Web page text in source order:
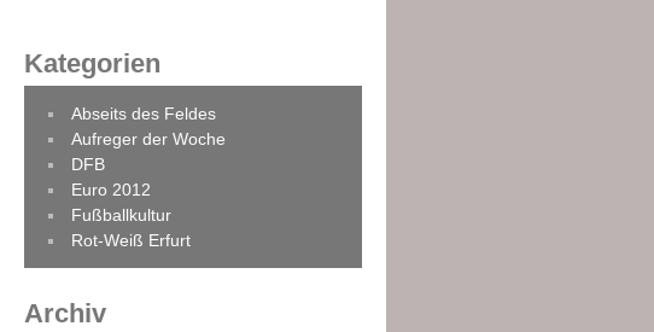
Kategorien
Abseits des Feldes
Aufreger der Woche
DFB
Euro 2012
Fußballkultur
Rot-Weiß Erfurt
Archiv